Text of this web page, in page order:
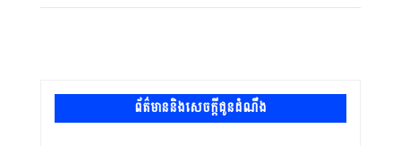
ព័ត៌មាននិងសេចក្តីជូនដំណឹង